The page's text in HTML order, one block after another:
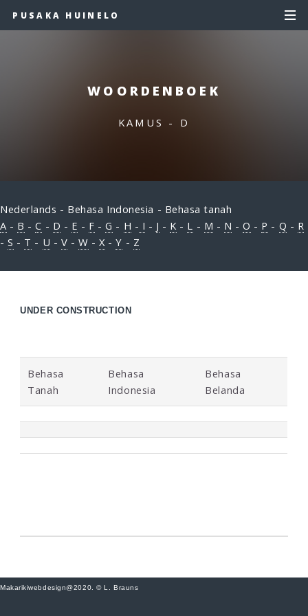
PUSAKA HUINELO
WOORDENBOEK
KAMUS - D
Nederlands - Behasa Indonesia - Behasa tanah
A - B -C - D - E - F -G - H - I - J - K - L - M - N -O - P - Q - R
-S - T - U - V - W -X-Y - Z
UNDER CONSTRUCTION
Behasa
Tanah
Behasa
Indonesia
Behasa
Belanda
Makarikiwebdesign@2020. © L. Brauns